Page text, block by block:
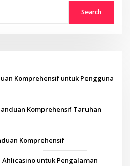
Search
Komprehensif untuk Pengguna
Komprehensif Taruhan
Komprehensif
untuk Pengalaman